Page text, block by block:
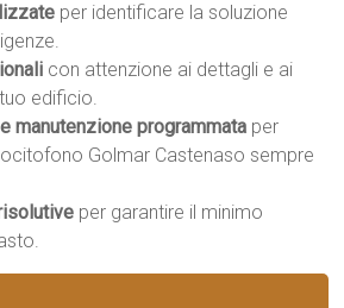
per identificare la soluzione
con attenzione ai dettagli e ai
edificio.
manutenzione programmata per
Golmar Castenaso sempre
per garantire il minimo